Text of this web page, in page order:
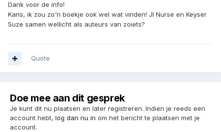
Dank voor de info!
Kans, ik zou zo'n boekje ook wel wat vinden! JI Nurse en Keyser
Suze samen wellicht als auteurs van zoiets?
Quote
Doe mee aan dit gesprek
Je kunt dit nu plaatsen en later registreren. Indien je reeds een
account hebt, log dan nu in om het bericht te plaatsen met je
account.